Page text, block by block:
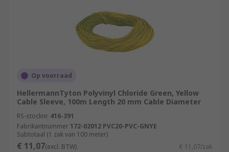
Op voorraad
HellermannTyton Polyvinyl Chloride Green, Yellow
Cable Sleeve, 100m Length 20 mm Cable Diameter
RS-stocknr. 416-391
Fabrikantnummer 172-02012 PVC20-PVC-GNYE
Subtotaal (1 zak van 100 meter)
€ 11,07(excl. BTW) € 11,07/zak